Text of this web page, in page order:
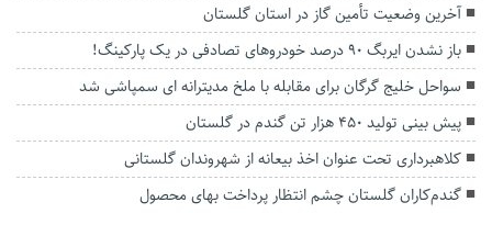
آخرین وضعیت تأمین گاز در استان گلستان
باز نشدن ایربگ ۹۰ درصد خودروهای تصادفی در یک پارکینگ!
سواحل خلیج گرگان برای مقابله با ملخ مدیترانه ای سمپاشی شد
پیش بینی تولید ۴۵۰ هزار تن گندم در گلستان
کلاهبرداری تحت عنوان اخذ بیعانه از شهروندان گلستانی
گندم‌کاران گلستان چشم انتظار پرداخت بهای محصول